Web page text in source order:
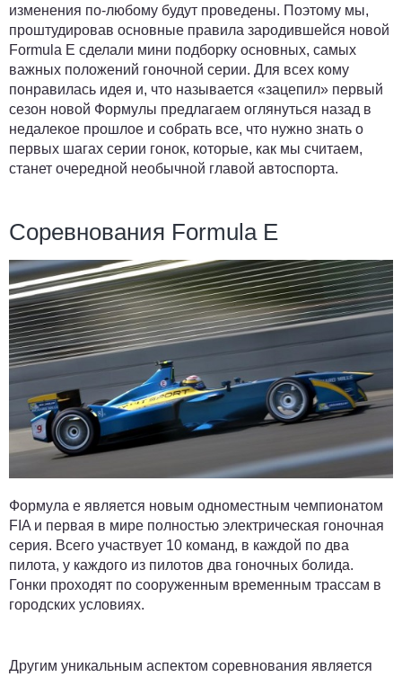
изменения по-любому будут проведены. Поэтому мы,
проштудировав основные правила зародившейся новой
Formula E сделали мини подборку основных, самых
важных положений гоночной серии. Для всех кому
понравилась идея и, что называется «зацепил» первый
сезон новой Формулы предлагаем оглянуться назад в
недалекое прошлое и собрать все, что нужно знать о
первых шагах серии гонок, которые, как мы считаем,
станет очередной необычной главой автоспорта.
Соревнования Formula E
Формула e является новым одноместным чемпионатом
FIA и первая в мире полностью электрическая гоночная
серия. Всего участвует 10 команд, в каждой по два
пилота, у каждого из пилотов два гоночных болида.
Гонки проходят по сооруженным временным трассам в
городских условиях.
Другим уникальным аспектом соревнования является